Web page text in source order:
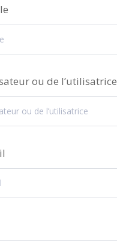
ou de l’utilisatrice